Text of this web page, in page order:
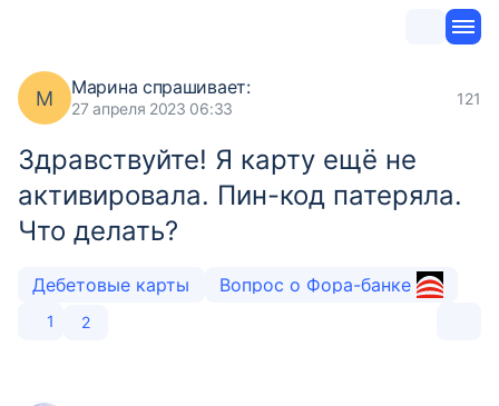
М Марина спрашивает:
27 апреля 2023 06:33
121
Здравствуйте! Я карту ещё не
активировала. Пин-код патеряла.
Что делать?
Дебетовые карты Вопрос о Фора-банке
1 2